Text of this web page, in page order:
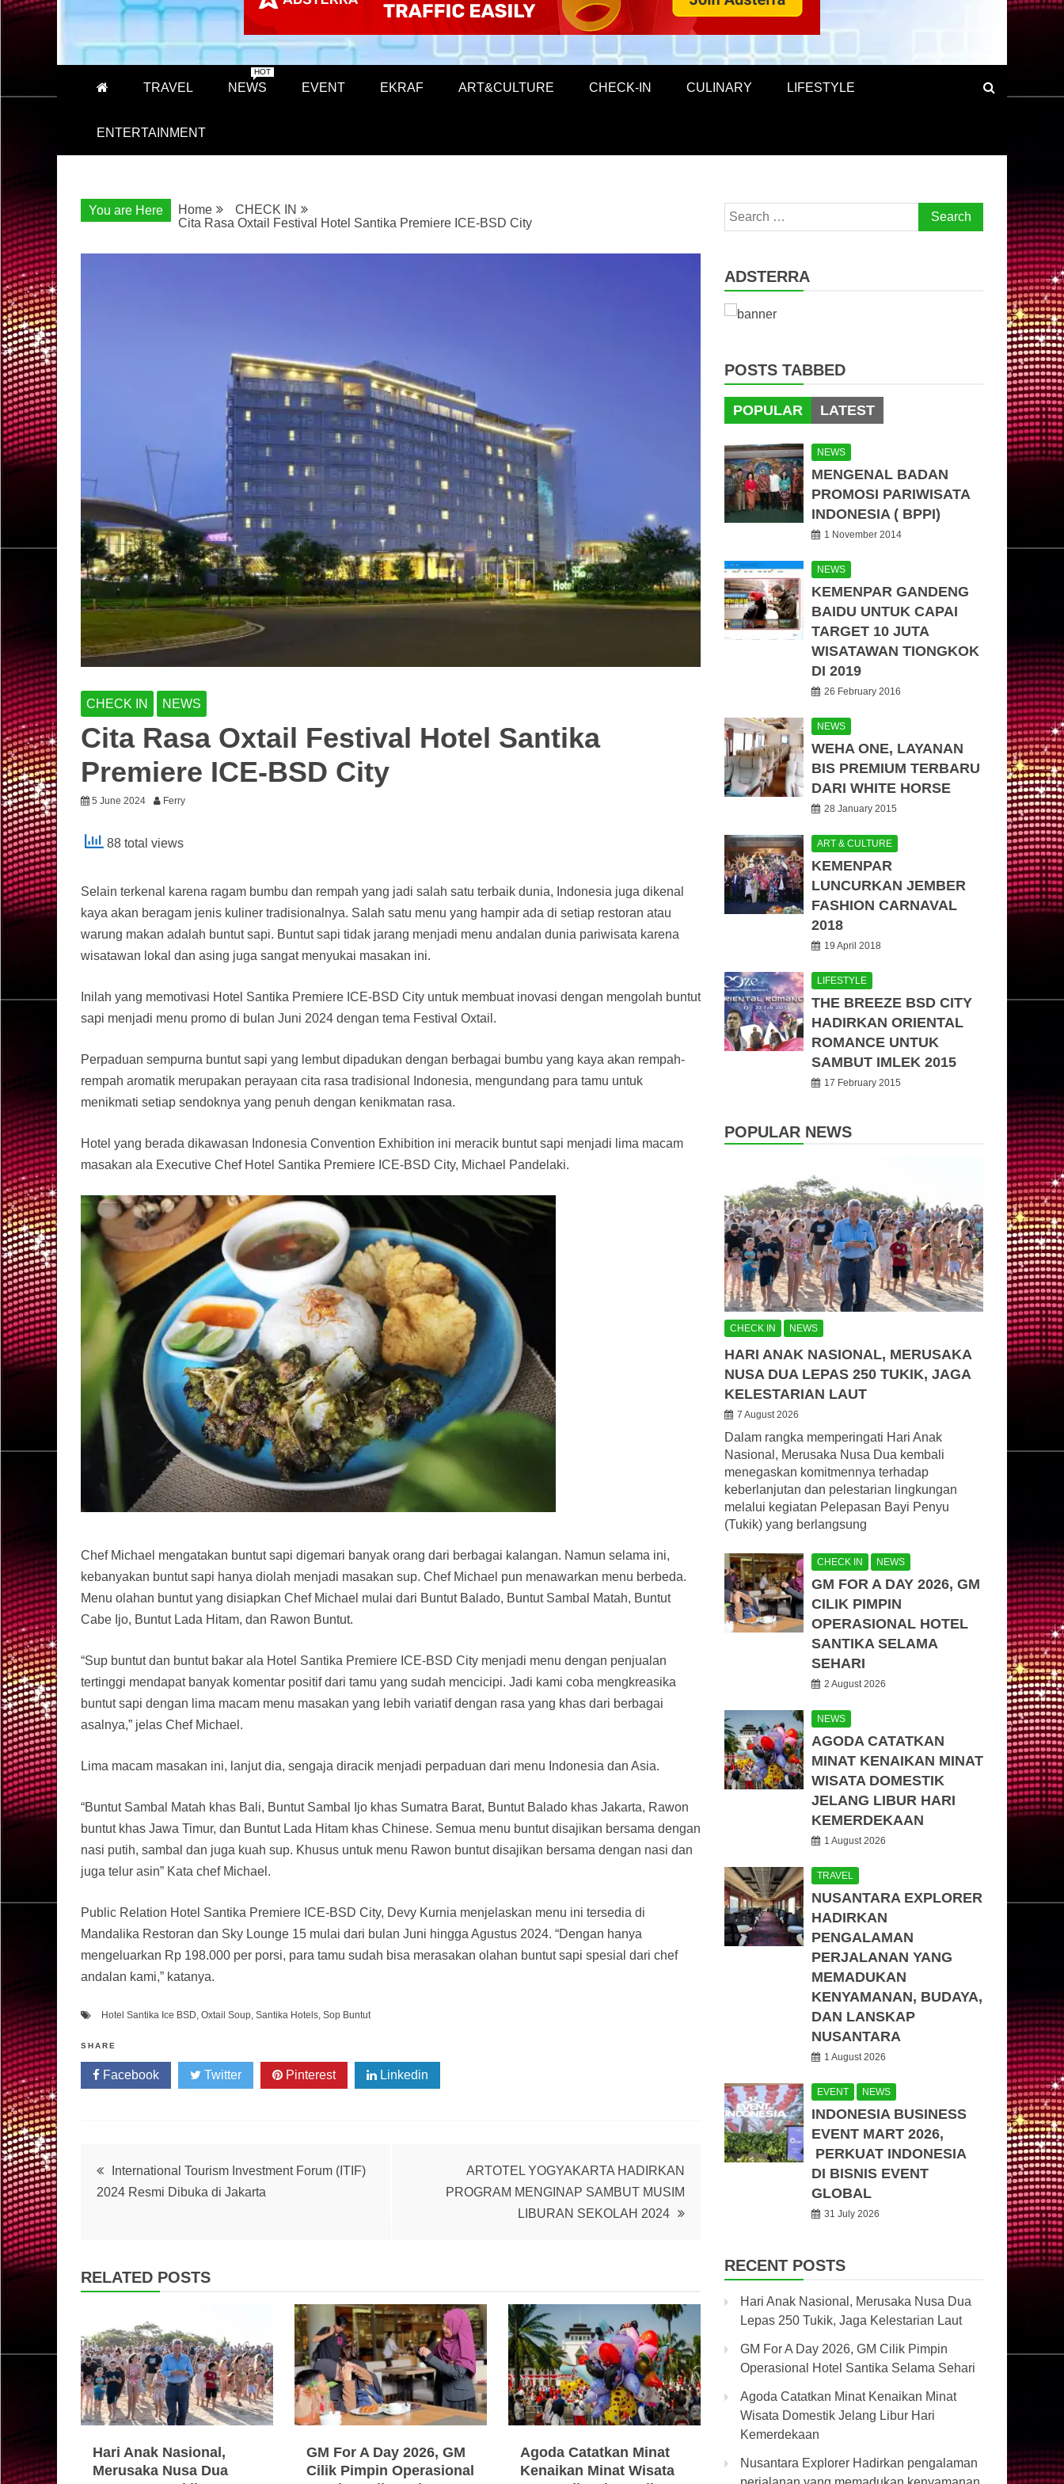
TRAVEL NEWS
HOT
EVENT EKRAF ART&CULTURE CHECK-IN CULINARY LIFESTYLE
ENTERTAINMENT
You are Here Home
CHECK IN
Cita Rasa Oxtail Festival Hotel Santika Premiere ICE-BSD City
CHECK IN NEWS
Cita Rasa Oxtail Festival Hotel Santika
Premiere ICE-BSD City
5 June 2024 Ferry
88 total views
Selain terkenal karena ragam bumbu dan rempah yang jadi salah satu terbaik dunia, Indonesia juga dikenal
kaya akan beragam jenis kuliner tradisionalnya. Salah satu menu yang hampir ada di setiap restoran atau
warung makan adalah buntut sapi. Buntut sapi tidak jarang menjadi menu andalan dunia pariwisata karena
wisatawan lokal dan asing juga sangat menyukai masakan ini.
Inilah yang memotivasi Hotel Santika Premiere ICE-BSD City untuk membuat inovasi dengan mengolah buntut
sapi menjadi menu promo di bulan Juni 2024 dengan tema Festival Oxtail.
Perpaduan sempurna buntut sapi yang lembut dipadukan dengan berbagai bumbu yang kaya akan rempah-
rempah aromatik merupakan perayaan cita rasa tradisional Indonesia, mengundang para tamu untuk
menikmati setiap sendoknya yang penuh dengan kenikmatan rasa.
Hotel yang berada dikawasan Indonesia Convention Exhibition ini meracik buntut sapi menjadi lima macam
masakan ala Executive Chef Hotel Santika Premiere ICE-BSD City, Michael Pandelaki.
Chef Michael mengatakan buntut sapi digemari banyak orang dari berbagai kalangan. Namun selama ini,
kebanyakan buntut sapi hanya diolah menjadi masakan sup. Chef Michael pun menawarkan menu berbeda.
Menu olahan buntut yang disiapkan Chef Michael mulai dari Buntut Balado, Buntut Sambal Matah, Buntut
Cabe Ijo, Buntut Lada Hitam, dan Rawon Buntut.
“Sup buntut dan buntut bakar ala Hotel Santika Premiere ICE-BSD City menjadi menu dengan penjualan
tertinggi mendapat banyak komentar positif dari tamu yang sudah mencicipi. Jadi kami coba mengkreasika
buntut sapi dengan lima macam menu masakan yang lebih variatif dengan rasa yang khas dari berbagai
asalnya,” jelas Chef Michael.
Lima macam masakan ini, lanjut dia, sengaja diracik menjadi perpaduan dari menu Indonesia dan Asia.
“Buntut Sambal Matah khas Bali, Buntut Sambal Ijo khas Sumatra Barat, Buntut Balado khas Jakarta, Rawon
buntut khas Jawa Timur, dan Buntut Lada Hitam khas Chinese. Semua menu buntut disajikan bersama dengan
nasi putih, sambal dan juga kuah sup. Khusus untuk menu Rawon buntut disajikan bersama dengan nasi dan
juga telur asin” Kata chef Michael.
Public Relation Hotel Santika Premiere ICE-BSD City, Devy Kurnia menjelaskan menu ini tersedia di
Mandalika Restoran dan Sky Lounge 15 mulai dari bulan Juni hingga Agustus 2024. “Dengan hanya
mengeluarkan Rp 198.000 per porsi, para tamu sudah bisa merasakan olahan buntut sapi spesial dari chef
andalan kami,” katanya.
Hotel Santika Ice BSD, Oxtail Soup, Santika Hotels, Sop Buntut
SHARE
Facebook Twitter Pinterest Linkedin
PostInternational Tourism Investment Forum (ITIF)
2024 Resmi Dibuka di Jakarta
ARTOTEL YOGYAKARTA HADIRKAN
PROGRAM MENGINAP SAMBUT MUSIM
LIBURAN SEKOLAH 2024
RELATED POSTS
Hari Anak Nasional,
Merusaka Nusa Dua
GM For A Day 2026, GM
Cilik Pimpin Operasional
Agoda Catatkan Minat
Kenaikan Minat Wisata
Search
for:
ADSTERRA
POSTS TABBED
POPULAR LATEST
NEWS
MENGENAL BADAN
PROMOSI PARIWISATA
INDONESIA ( BPPI)
1 November 2014
NEWS
KEMENPAR GANDENG
BAIDU UNTUK CAPAI
TARGET 10 JUTA
WISATAWAN TIONGKOK
DI 2019
26 February 2016
NEWS
WEHA ONE, LAYANAN
BIS PREMIUM TERBARU
DARI WHITE HORSE
28 January 2015
ART & CULTURE
KEMENPAR
LUNCURKAN JEMBER
FASHION CARNAVAL
2018
19 April 2018
LIFESTYLE
THE BREEZE BSD CITY
HADIRKAN ORIENTAL
ROMANCE UNTUK
SAMBUT IMLEK 2015
17 February 2015
POPULAR NEWS
CHECK IN NEWS
HARI ANAK NASIONAL, MERUSAKA
NUSA DUA LEPAS 250 TUKIK, JAGA
KELESTARIAN LAUT
7 August 2026
Dalam rangka memperingati Hari Anak
Nasional, Merusaka Nusa Dua kembali
menegaskan komitmennya terhadap
keberlanjutan dan pelestarian lingkungan
melalui kegiatan Pelepasan Bayi Penyu
(Tukik) yang berlangsung
CHECK IN NEWS
GM FOR A DAY 2026, GM
CILIK PIMPIN
OPERASIONAL HOTEL
SANTIKA SELAMA
SEHARI
2 August 2026
NEWS
AGODA CATATKAN
MINAT KENAIKAN MINAT
WISATA DOMESTIK
JELANG LIBUR HARI
KEMERDEKAAN
1 August 2026
TRAVEL
NUSANTARA EXPLORER
HADIRKAN
PENGALAMAN
PERJALANAN YANG
MEMADUKAN
KENYAMANAN, BUDAYA,
DAN LANSKAP
NUSANTARA
1 August 2026
EVENT NEWS
INDONESIA BUSINESS
EVENT MART 2026,
PERKUAT INDONESIA
DI BISNIS EVENT
GLOBAL
31 July 2026
RECENT POSTS
Hari Anak Nasional, Merusaka Nusa Dua
Lepas 250 Tukik, Jaga Kelestarian Laut
GM For A Day 2026, GM Cilik Pimpin
Operasional Hotel Santika Selama Sehari
Agoda Catatkan Minat Kenaikan Minat
Wisata Domestik Jelang Libur Hari
Kemerdekaan
Nusantara Explorer Hadirkan pengalaman